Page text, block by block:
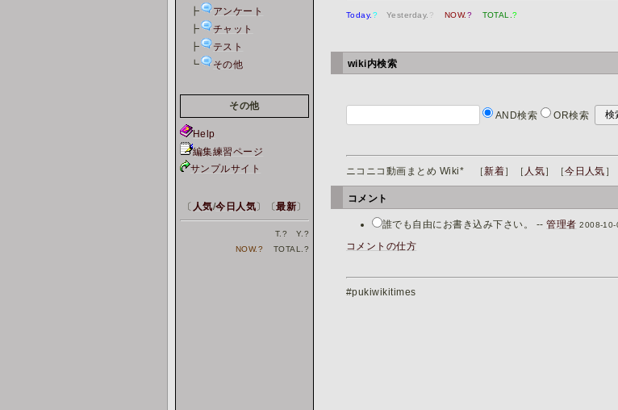
Today. ? Yesterday. ? NOW.? TOTAL.?
wiki内検索
AND検索 OR検索
ニコニコ動画まとめ Wiki* ［新着］［ 人気］［今日人気 ］
コメント
誰でも自由にお書き込み下さい。 --管理者 2008-
コメントの仕方
#pukiwikitimes
┣
アンケート
┣
チャット
┣
テスト
┗
その他
その他
Help
編集練習ページ
サンプルサイト
〔 人気/今日人気〕〔最新〕
T. ? Y. ?
NOW.? TOTAL. ?